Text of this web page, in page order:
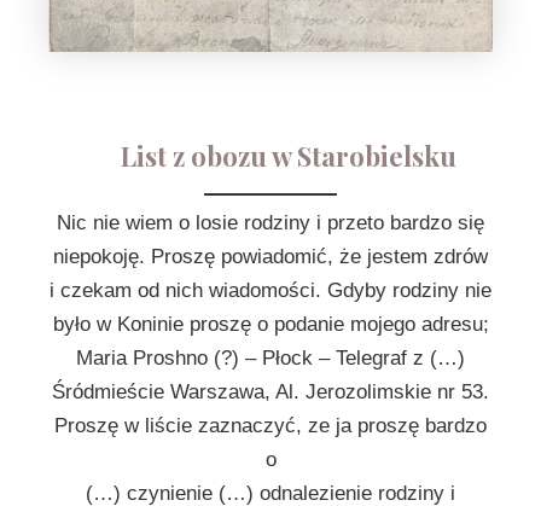
List z obozu w Starobielsku
Nic nie wiem o losie rodziny i przeto bardzo się
niepokoję. Proszę powiadomić, że jestem zdrów
i czekam od nich wiadomości. Gdyby rodziny nie
było w Koninie proszę o podanie mojego adresu;
Maria Proshno (?) – Płock – Telegraf z (…)
Śródmieście Warszawa, Al. Jerozolimskie nr 53.
Proszę w liście zaznaczyć, ze ja proszę bardzo
o
(…) czynienie (…) odnalezienie rodziny i